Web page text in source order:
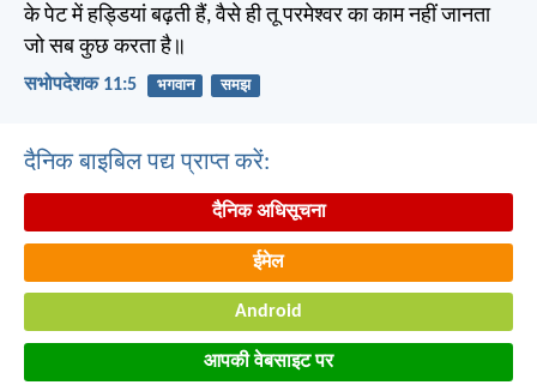
के पेट में हड्डियां बढ़ती हैं, वैसे ही तू परमेश्वर का काम नहीं जानता
जो सब कुछ करता है॥
सभोपदेशक 11:5 भगवान समझ
दैनिक बाइबिल पद्य प्राप्त करें:
दैनिक अधिसूचना
ईमेल
Android
आपकी वेबसाइट पर